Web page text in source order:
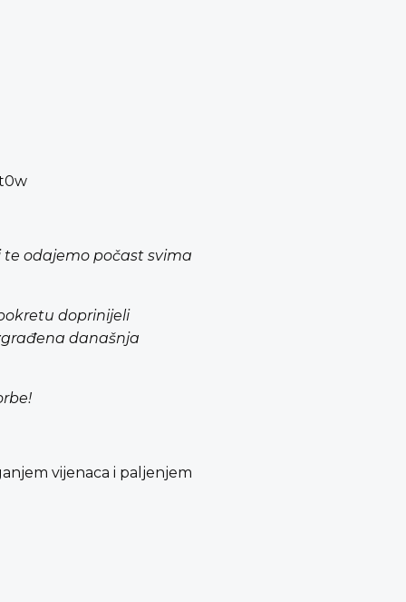
te odajemo počast svima
doprinijeli
današnja
vijenaca i paljenjem